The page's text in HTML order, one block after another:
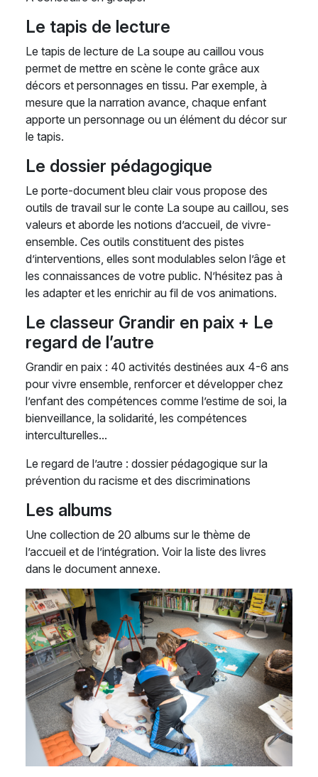
Le tapis de lecture
Le tapis de lecture de La soupe au caillou vous
permet de mettre en scène le conte grâce aux
décors et personnages en tissu. Par exemple, à
mesure que la narration avance, chaque enfant
apporte un personnage ou un élément du décor sur
le tapis.
Le dossier pédagogique
Le porte-document bleu clair vous propose des
outils de travail sur le conte La soupe au caillou, ses
valeurs et aborde les notions d’accueil, de vivre-
ensemble. Ces outils constituent des pistes
d’interventions, elles sont modulables selon l’âge et
les connaissances de votre public. N’hésitez pas à
les adapter et les enrichir au fil de vos animations.
Le classeur Grandir en paix + Le
regard de l’autre
Grandir en paix : 40 activités destinées aux 4-6 ans
pour vivre ensemble, renforcer et développer chez
l’enfant des compétences comme l’estime de soi, la
bienveillance, la solidarité, les compétences
interculturelles...
Le regard de l’autre : dossier pédagogique sur la
prévention du racisme et des discriminations
Les albums
Une collection de 20 albums sur le thème de
l’accueil et de l’intégration. Voir la liste des livres
dans le document annexe.